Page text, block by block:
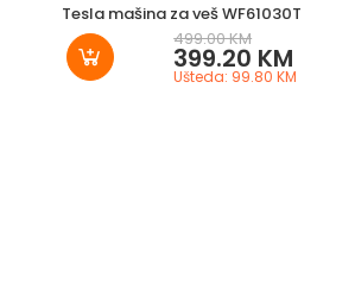
Tesla mašina za veš WF61030T
499.00 KM
399.20 KM
Ušteda: 99.80 KM